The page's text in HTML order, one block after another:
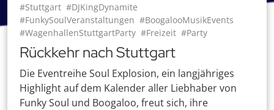
#Stuttgart #DJKingDynamite
#FunkySoulVeranstaltungen #BoogalooMusikEvents
#WagenhallenStuttgartParty #Freizeit #Party
Rückkehr nach Stuttgart
Die Eventreihe Soul Explosion, ein langjähriges
Highlight auf dem Kalender aller Liebhaber von
Funky Soul und Boogaloo, freut sich, ihre